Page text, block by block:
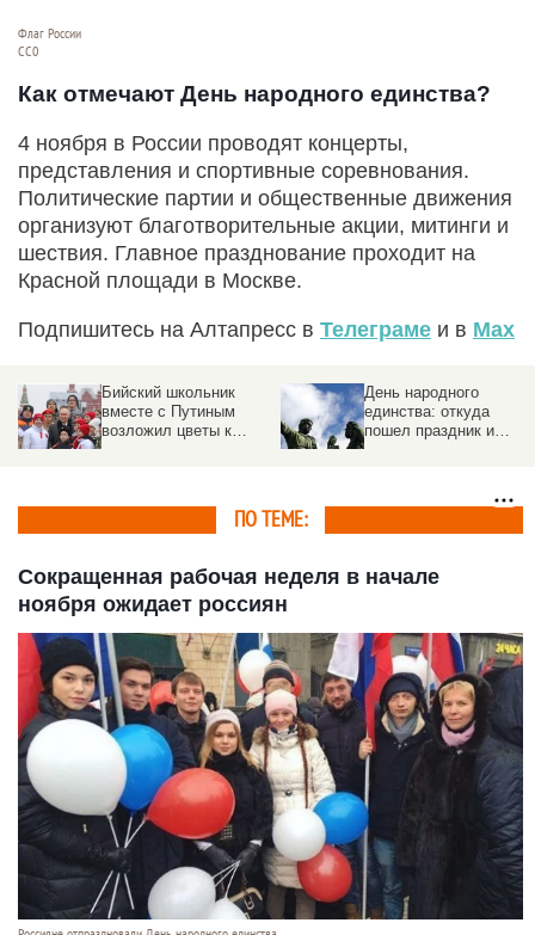
Флаг России
СС0
Как отмечают День народного единства?
4 ноября в России проводят концерты,
представления и спортивные соревнования.
Политические партии и общественные движения
организуют благотворительные акции, митинги и
шествия. Главное празднование проходит на
Красной площади в Москве.
Подпишитесь на Алтапресс в Телеграме и в Max
Бийский школьник
вместе с Путиным
возложил цветы к
День народного
единства: откуда
пошел праздник и
ПО ТЕМЕ:
Сокращенная рабочая неделя в начале
ноября ожидает россиян